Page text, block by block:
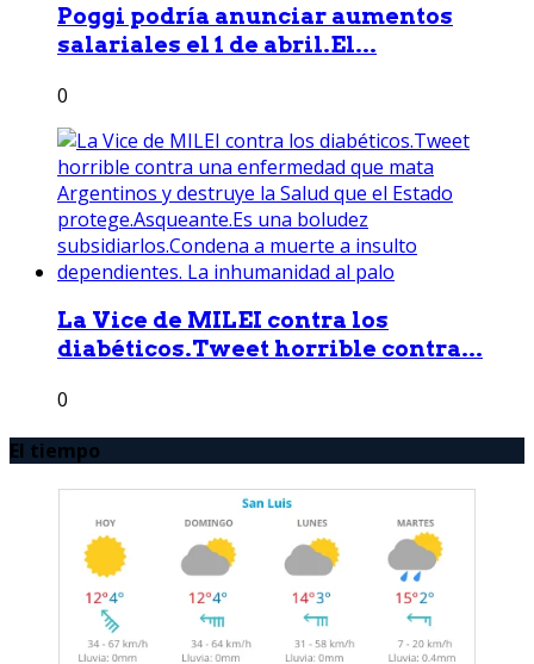
Poggi podría anunciar aumentos
salariales el 1 de abril.El...
0
La Vice de MILEI contra los
diabéticos.Tweet horrible contra...
0
El tiempo